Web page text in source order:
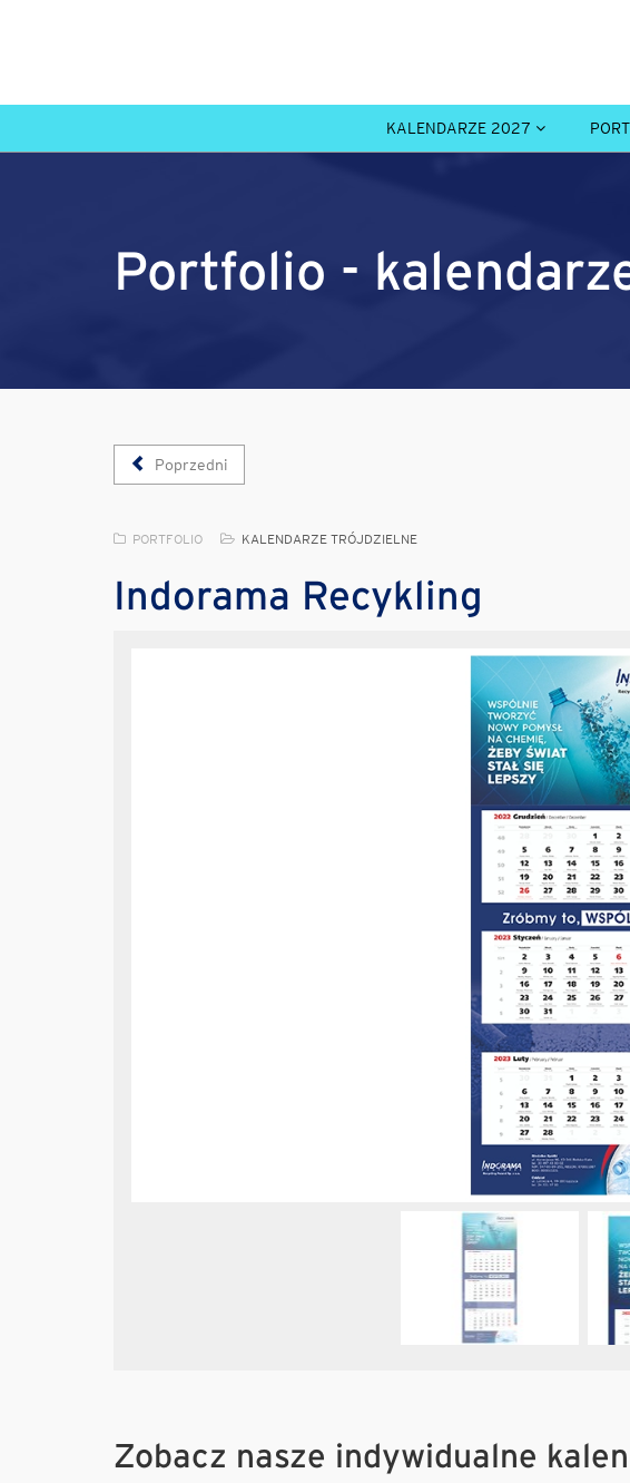
KALENDARZE 2027
Portfolio -
Poprzedni
PORTFOLIO KALENDARZE TRÓJDZIELNE
Indorama Recykling
Zobacz nasze indywidualne